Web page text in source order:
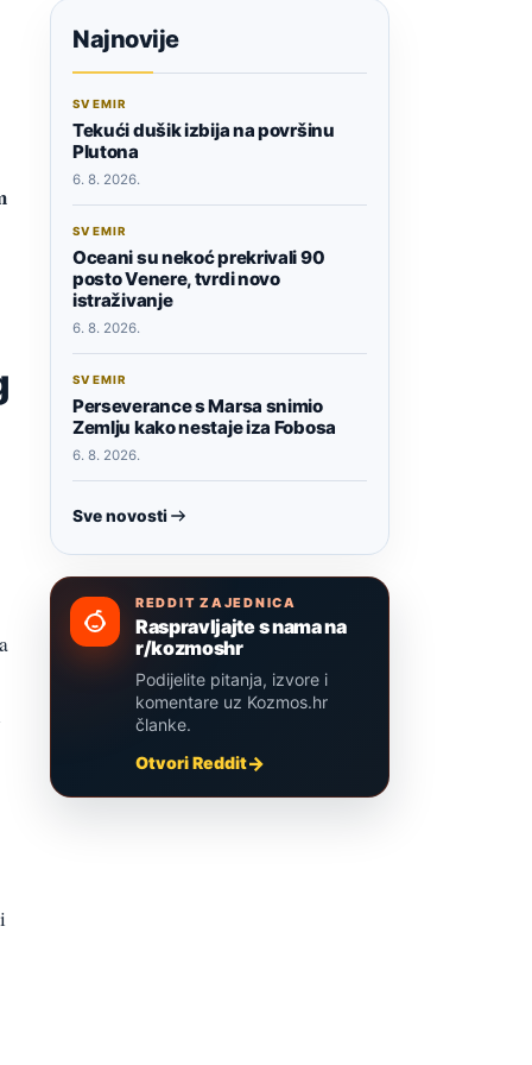
Najnovije
SVEMIR
Tekući dušik izbija na površinu
Plutona
6. 8. 2026.
SVEMIR
Oceani su nekoć prekrivali 90
posto Venere, tvrdi novo
istraživanje
6. 8. 2026.
SVEMIR
Perseverance s Marsa snimio
Zemlju kako nestaje iza Fobosa
6. 8. 2026.
Sve novosti
REDDIT ZAJEDNICA
Raspravljajte s nama na
r/kozmoshr
Podijelite pitanja, izvore i
komentare uz Kozmos.hr
članke.
Otvori Reddit